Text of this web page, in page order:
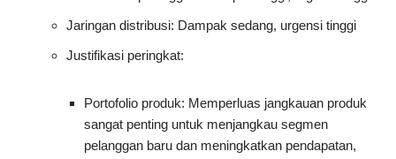
Jaringan distribusi: Dampak sedang, urgensi tinggi
Justifikasi peringkat:
Portofolio produk: Memperluas jangkauan produk
sangat penting untuk menjangkau segmen
pelanggan baru dan meningkatkan pendapatan,